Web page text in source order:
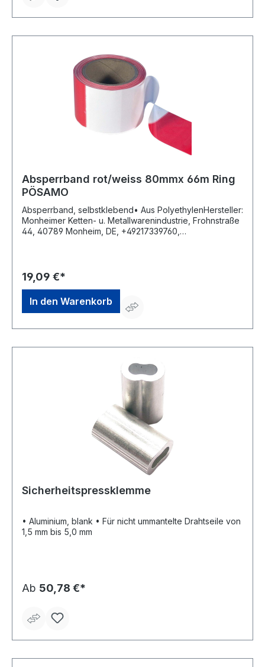
Absperrband rot/weiss 80mmx 66m Ring
PÖSAMO
Absperrband, selbstklebend• Aus PolyethylenHersteller:
Monheimer Ketten- u. Metallwarenindustrie, Frohnstraße
44, 40789 Monheim, DE, +49217339760,
19,09 €*
In den Warenkorb
Sicherheitspressklemme
• Aluminium, blank • Für nicht ummantelte Drahtseile von
1,5 mm bis 5,0 mm
Ab 50,78 €*